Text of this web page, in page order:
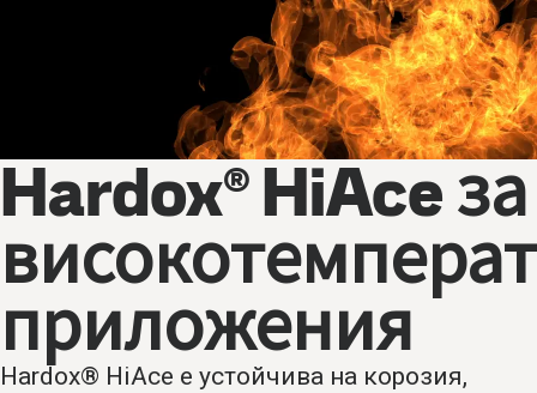
Hardox® HiAce за
приложения
Hardox® HiAce е устойчива на корозия,